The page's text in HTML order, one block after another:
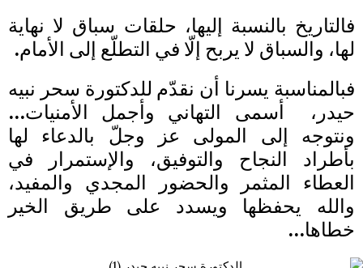
فالتاريخ بالنسبة إليها، حلقات سباق لا نهاية
لها، والسباق لا يربح إلّا في التطلّع إلى الأمام.
فبالمناسبة يسرنا أن نقدّم للدكتورة سحر نبيه
حيدر، أسمى التهاني وأجمل الأمنيات…
ونتوجه إلى المولى عز وجلّ بالدعاء لها
بأطراد النجاح والتوفيق، والإستمرار في
العطاء المثمر والحضور المجدي والمفيد،
والله يحفظها ويسدد على طريق الخير
خطاها…